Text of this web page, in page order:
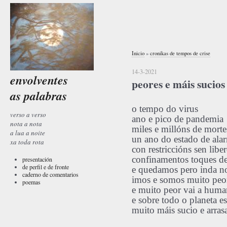
envolventes
as palabras
verso a verso
nota a nota
a lua a noite
xa toda rota
presentación
de perfil e de fronte
caderno de comentarios
poemas
Inicio » cronikas de tempos de crise
14-3-2021
peores e máis sucios
o tempo do virus
ano e pico de pandemia
miles e millóns de
un ano do estado de
con restriccións sen
confinamentos toques
e quedamos pero inda
imos e somos muito
e muito peor vai a
e sobre todo o planeta
muito máis sucio e